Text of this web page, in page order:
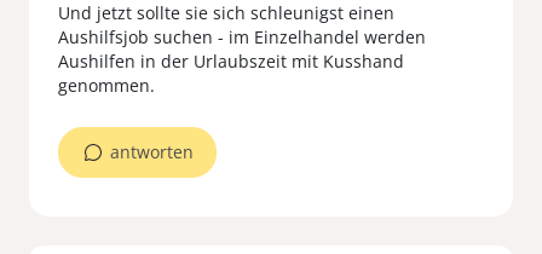
Und jetzt sollte sie sich schleunigst einen
Aushilfsjob suchen - im Einzelhandel werden
Aushilfen in der Urlaubszeit mit Kusshand
genommen.
antworten